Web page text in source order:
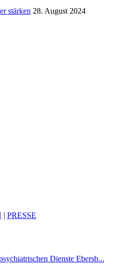
stärken 28. August 2024
| PRESSE
Dienste Ebersb...